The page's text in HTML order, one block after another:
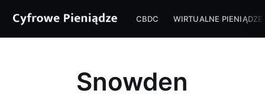
CBDC WIRTUALNE PIENIĄDZE
Snowden